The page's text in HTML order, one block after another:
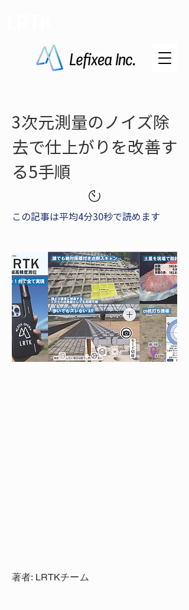
3次元測量のノイズ除
去で仕上がりを改善す
る5手順
この記事は平均4分30秒で読めます
著者: LRTKチーム